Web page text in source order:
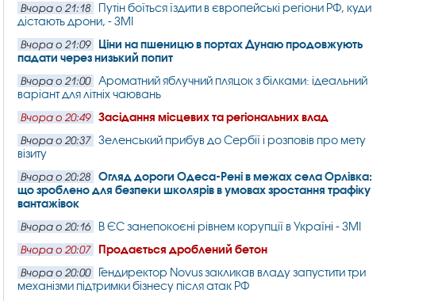
Вчора о 21:18
Путін боїться їздити в європейські регіони РФ, куди
дістають дрони, - ЗМІ
Вчора о 21:09
Ціни на пшеницю в портах Дунаю продовжують
падати через низький попит
Вчора о 21:00
Ароматний яблучний пляцок з білками: ідеальний
варіант для літніх чаювань
Вчора о 20:49 Засідання місцевих та регіональних влад
Вчора о 20:37
Зеленський прибув до Сербії і розповів про мету
візиту
Вчора о 20:28
Огляд дороги Одеса-Рені в межах села Орлівка:
що зроблено для безпеки школярів в умовах зростання трафіку
вантажівок
Вчора о 20:16 В ЄС занепокоєні рівнем корупції в Україні - ЗМІ
Вчора о 20:07 Продається дроблений бетон
Вчора о 20:00
Гендиректор Novus закликав владу запустити три
механізми підтримки бізнесу після атак РФ